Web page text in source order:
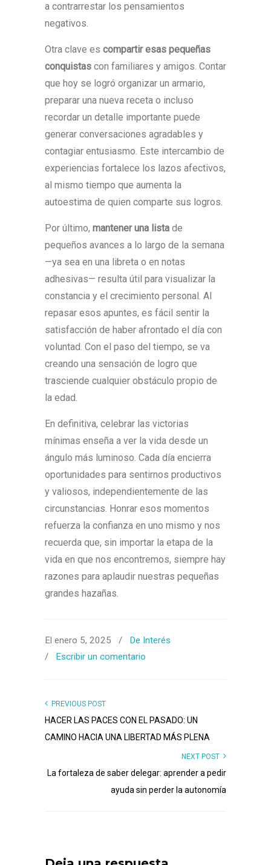
a contrarrestar los pensamientos
negativos.
Otra clave es compartir esas pequeñas
conquistas con familiares y amigos. Contar
que hoy se logró organizar un armario,
preparar una nueva receta o incluso
recordar un detalle importante puede
generar conversaciones agradables y
contagiar entusiasmo. Este intercambio de
experiencias fortalece los lazos afectivos,
al mismo tiempo que aumenta la
autoestima de quien comparte sus logros.
Por último, mantener una lista de
pequeños avances a lo largo de la semana
—ya sea en una libreta o en notas
adhesivas— resulta útil para visualizar la
constancia y el crecimiento personal. Al
repasar esos apuntes, es fácil sentir la
satisfacción de haber afrontado el día con
voluntad. Con el paso del tiempo, se va
creando una sensación de logro que
trasciende cualquier obstáculo propio de
la edad.
En definitiva, celebrar las victorias
mínimas enseña a ver la vida desde un
ángulo más luminoso. Cada día encierra
oportunidades para sentirnos productivos
y valiosos, independientemente de las
circunstancias. Honrar esos momentos
refuerza la confianza en uno mismo y nos
recuerda que, sin importar la etapa de la
vida en que nos encontremos, siempre hay
razones para aplaudir nuestras pequeñas
grandes hazañas.
El enero 5, 2025 /
De Interés
/ Escribir un comentario
PREVIOUS POST
HACER LAS PACES CON EL PASADO: UN
CAMINO HACIA UNA LIBERTAD MÁS PLENA
NEXT POST
La fortaleza de saber delegar: aprender a pedir
ayuda sin perder la autonomía